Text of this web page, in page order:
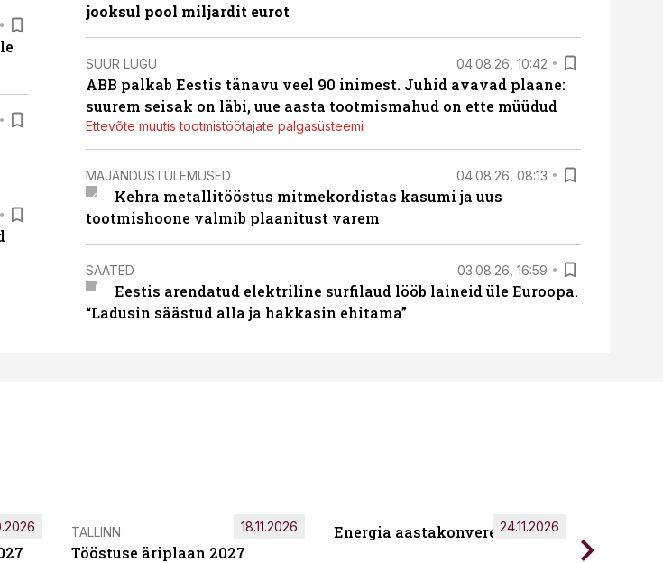
jooksul pool miljardit eurot
SUUR LUGU 04.08.26, 10:42
ABB palkab Eestis tänavu veel 90 inimest. Juhid avavad plaane:
suurem seisak on läbi, uue aasta tootmismahud on ette müüdud
Ettevõte muutis tootmistöötajate palgasüsteemi
MAJANDUSTULEMUSED 04.08.26, 08:13
Kehra metallitööstus mitmekordistas kasumi ja uus
tootmishoone valmib plaanitust varem
SAATED 03.08.26, 16:59
Eestis arendatud elektriline surfilaud lööb laineid üle Euroopa.
“Ladusin säästud alla ja hakkasin ehitama”
TALLINN
Tööstuse äriplaan 2027
18.11.2026 Energia aastakonverents 2026
24.11.2026